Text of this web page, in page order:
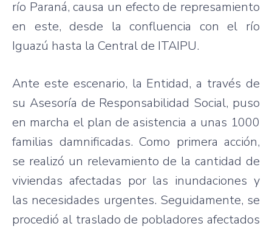
río Paraná, causa un efecto de represamiento
en este, desde la confluencia con el río
Iguazú hasta la Central de ITAIPU.
Ante este escenario, la Entidad, a través de
su Asesoría de Responsabilidad Social, puso
en marcha el plan de asistencia a unas 1000
familias damnificadas. Como primera acción,
se realizó un relevamiento de la cantidad de
viviendas afectadas por las inundaciones y
las necesidades urgentes. Seguidamente, se
procedió al traslado de pobladores afectados